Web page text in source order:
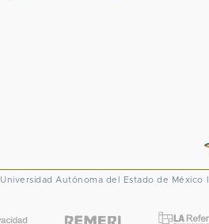
Universidad Autónoma del Estado de México